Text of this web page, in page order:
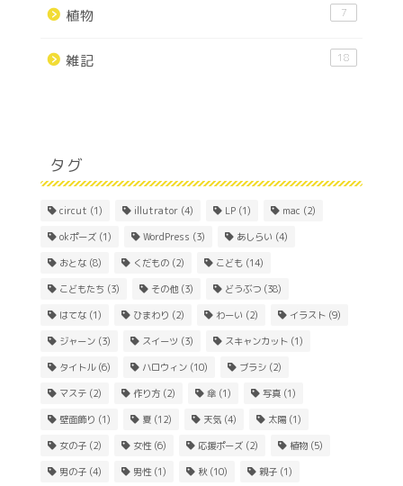
植物 7
雑記 18
タグ
circut (1) illutrator (4) LP (1) mac (2)
okポーズ (1) WordPress (3) あしらい (4)
おとな (8) くだもの (2) こども (14)
こどもたち (3) その他(3) どうぶつ (38)
はてな (1) ひまわり (2) わーい (2) イラスト (9)
ジャーン (3) スイーツ (3) スキャンカット (1)
タイトル(6) ハロウィン (10) ブラシ (2)
マステ (2) 作り方 (2) 傘 (1) 写真 (1)
壁面飾り (1) 夏 (12) 天気 (4) 太陽(1)
女の子 (2) 女性 (6) 応援ポーズ (2) 植物 (5)
男の子 (4) 男性 (1) 秋 (10) 親子 (1)
About
Contact